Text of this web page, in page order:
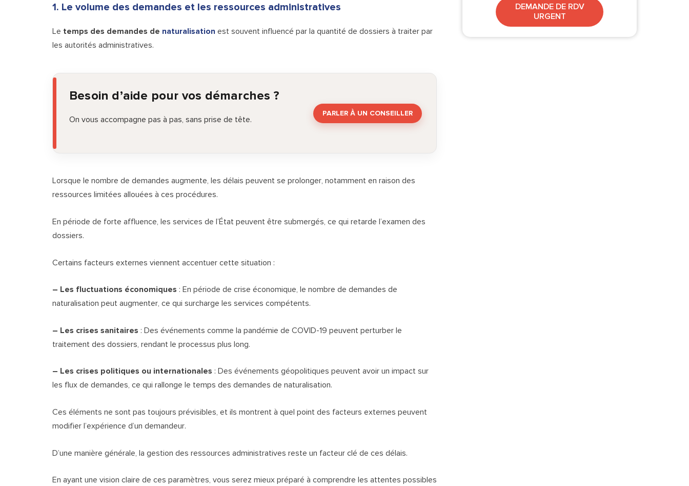
1. Le volume des demandes et les ressources administratives
Le temps des demandes de naturalisation est souvent influencé par la quantité de dossiers à traiter par
les autorités administratives.
Besoin d’aide pour vos démarches ?
On vous accompagne pas à pas, sans prise de tête.
PARLER À UN CONSEILLER
Lorsque le nombre de demandes augmente, les délais peuvent se prolonger, notamment en raison des
ressources limitées allouées à ces procédures.
En période de forte affluence, les services de l’État peuvent être submergés, ce qui retarde l’examen des
dossiers.
Certains facteurs externes viennent accentuer cette situation :
– Les fluctuations économiques : En période de crise économique, le nombre de demandes de
naturalisation peut augmenter, ce qui surcharge les services compétents.
– Les crises sanitaires : Des événements comme la pandémie de COVID-19 peuvent perturber le
traitement des dossiers, rendant le processus plus long.
– Les crises politiques ou internationales : Des événements géopolitiques peuvent avoir un impact sur
les flux de demandes, ce qui rallonge le temps des demandes de naturalisation.
Ces éléments ne sont pas toujours prévisibles, et ils montrent à quel point des facteurs externes peuvent
modifier l’expérience d’un demandeur.
D’une manière générale, la gestion des ressources administratives reste un facteur clé de ces délais.
En ayant une vision claire de ces paramètres, vous serez mieux préparé à comprendre les attentes possibles
DEMANDE DE RDV
URGENT